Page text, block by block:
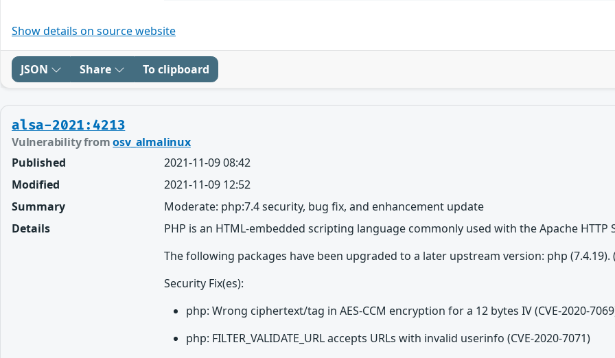
Show details on source website
JSON Share To clipboard
alsa-2021:4213
Vulnerability fromosv_almalinux
Published
2021-11-09 08:42
Modified
2021-11-09 12:52
Summary
Moderate: php:7.4 security, bug fix, and enhancement update
Details
PHP is an HTML-embedded scripting language commonly used with the Apache HTTP
The following packages have been upgraded to a later upstream version: php (7.4.19).
Security Fix(es):
php: Wrong ciphertext/tag in AES-CCM encryption for a 12 bytes IV (CVE-2020-
php: FILTER_VALIDATE_URL accepts URLs with invalid userinfo (CVE-2020-7071)